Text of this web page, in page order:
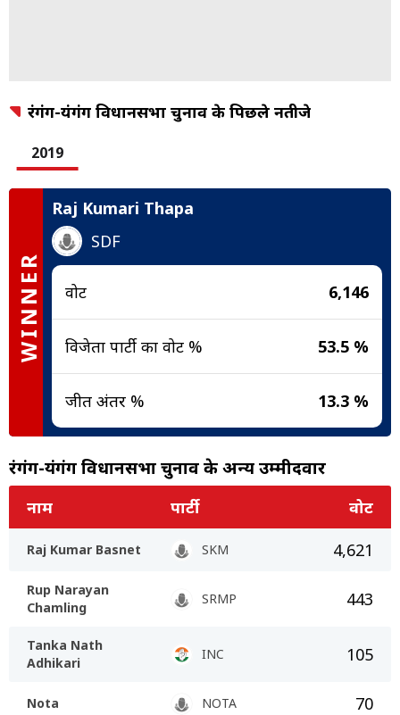
रंगंग-यंगंग विधानसभा चुनाव के पिछले नतीजे
2019
WINNER
Raj Kumari Thapa
SDF
वोट 6,146
विजेता पार्टी का वोट % 53.5 %
जीत अंतर % 13.3 %
रंगंग-यंगंग विधानसभा चुनाव के अन्य उम्मीदवार
नाम पार्टी वोट
Raj Kumar Basnet SKM 4,621
Rup Narayan
Chamling
SRMP 443
Tanka Nath
Adhikari
INC 105
Nota NOTA 70